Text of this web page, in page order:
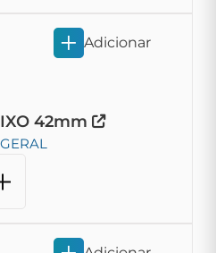
42mm
Adicionar